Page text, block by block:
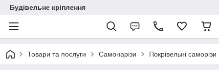
Будівельне кріплення
Товари та послуги Самонарізи Покрівельні саморізи